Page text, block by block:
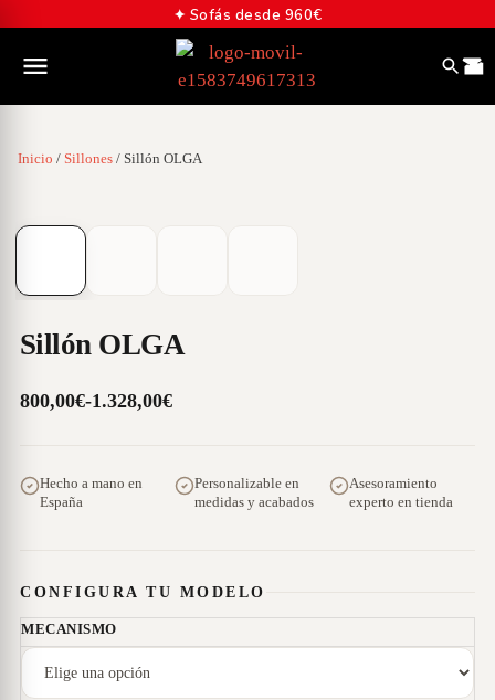
✦ Sofás desde 960€
Inicio / Sillones / Sillón OLGA
Sillón OLGA
800,00€-1.328,00€
Hecho a mano en
España
Personalizable en
medidas y acabados
Asesoramiento
experto en tienda
CONFIGURA TU MODELO
MECANISMO